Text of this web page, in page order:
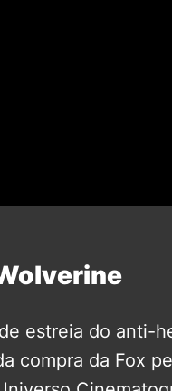
estreia do anti-
compra da Fox